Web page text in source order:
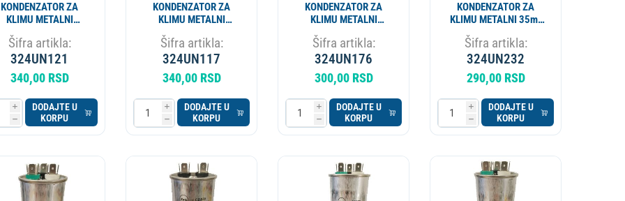
KONDENZATOR ZA
KLIMU METALNI
CBB65 EVO
SP
Šifra artikla:
324UN121
340,00 RSD
i
h
DODAJTE U
KORPU
KONDENZATOR ZA
KLIMU METALNI
35+2.5MF CBB65 EVO
SP
Šifra artikla:
324UN117
340,00 RSD
i
h
DODAJTE U
KORPU
KONDENZATOR ZA
KLIMU METALNI
35+6MF CBB65
Šifra artikla:
324UN176
300,00 RSD
i
h
DODAJTE U
KORPU
KONDENZATOR ZA
KLIMU METALNI 35mf
450V CBB65 EVO SP
Šifra artikla:
324UN232
290,00 RSD
i
h
DODAJTE U
KORPU